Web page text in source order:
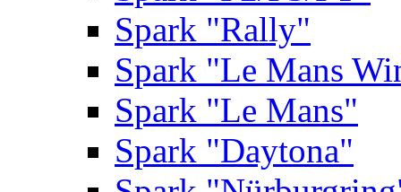
Spark "Rally"
Spark "Le Mans
Spark "Le Mans"
Spark "Daytona"